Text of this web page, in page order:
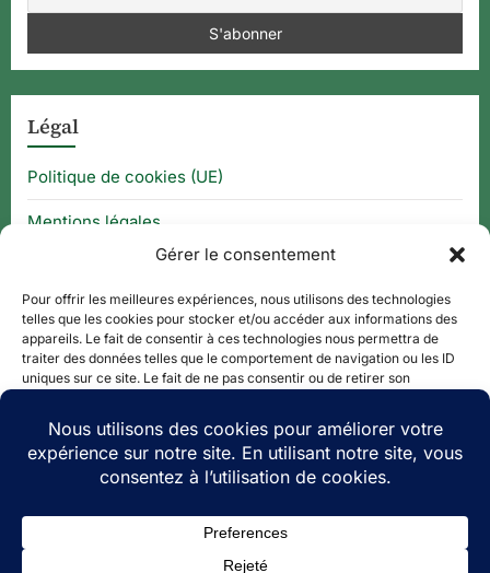
Gérer le consentement
Pour offrir les meilleures expériences, nous utilisons des technologies
telles que les cookies pour stocker et/ou accéder aux informations des
appareils. Le fait de consentir à ces technologies nous permettra de
traiter des données telles que le comportement de navigation ou les ID
uniques sur ce site. Le fait de ne pas consentir ou de retirer son
Accepter
Refuser
Légal
Politique de cookies (UE)
Mentions légales
Thématique
QUE FAIRE À ?